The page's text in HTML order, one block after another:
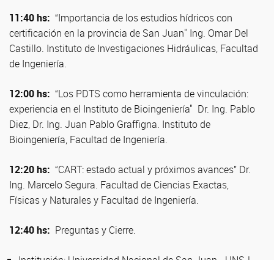
11:40 hs: “Importancia de los estudios hídricos con
certificación en la provincia de San Juan" Ing. Omar Del
Castillo. Instituto de Investigaciones Hidráulicas, Facultad
de Ingeniería.
12:00 hs: “Los PDTS como herramienta de vinculación:
experiencia en el Instituto de Bioingeniería" Dr. Ing. Pablo
Diez, Dr. Ing. Juan Pablo Graffigna. Instituto de
Bioingeniería, Facultad de Ingeniería.
12:20 hs: “CART: estado actual y próximos avances” Dr.
Ing. Marcelo Segura. Facultad de Ciencias Exactas,
Físicas y Naturales y Facultad de Ingeniería.
12:40 hs: Preguntas y Cierre.